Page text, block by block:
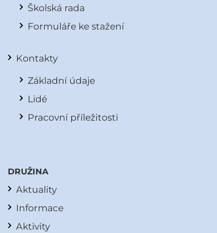
Školská rada
Formuláře ke stažení
Kontakty
Základní údaje
Lidé
Pracovní příležitosti
DRUŽINA
Aktuality
Informace
Aktivity